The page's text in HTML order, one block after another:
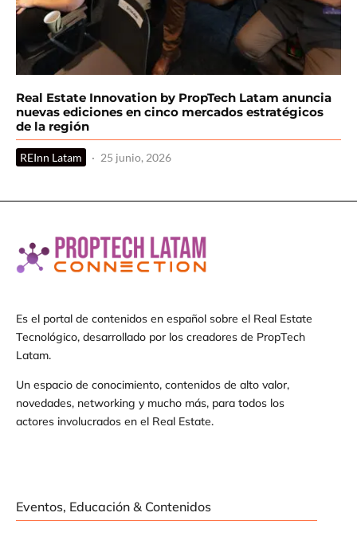
Real Estate Innovation by PropTech Latam anuncia
nuevas ediciones en cinco mercados estratégicos
de la región
REInn Latam · 25 junio, 2026
Es el portal de contenidos en español sobre el Real Estate
Tecnológico, desarrollado por los creadores de PropTech
Latam.
Un espacio de conocimiento, contenidos de alto valor,
novedades, networking y mucho más, para todos los
actores involucrados en el Real Estate.
Eventos, Educación & Contenidos